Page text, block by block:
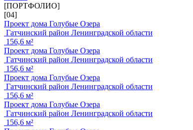
[ПОРТФОЛИО]
[04]
Проект дома Голубые Озера
Гатчинский район Ленинградской области
156,6 м²
Проект дома Голубые Озера
Гатчинский район Ленинградской области
156,6 м²
Проект дома Голубые Озера
Гатчинский район Ленинградской области
156,6 м²
Проект дома Голубые Озера
Гатчинский район Ленинградской области
156,6 м²